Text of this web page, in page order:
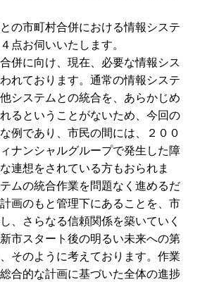
の市町村合併における情報システ
点お伺いいたします。
併に向け、現在、必要な情報シス
れております。通常の情報システ
システムとの統合を、あらかじめ
るということがないため、今回の
例であり、市民の間には、２００
ナンシャルグループで発生した障
連想をされている方もおられま
ムの統合作業を問題なく進めるだ
画のもと管理下にあることを、市
、さらなる信頼関係を築いていく
市スタート後の明るい未来への第
そのように考えております。作業
合的な計画に基づいた全体の進捗